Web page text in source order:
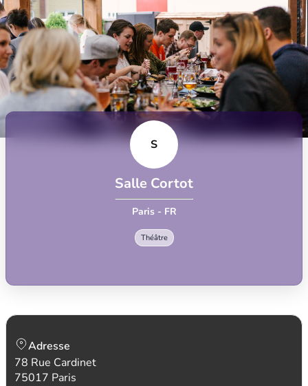
S
Salle Cortot
Paris - FR
Théâtre
Adresse
78 Rue Cardinet
75017 Paris